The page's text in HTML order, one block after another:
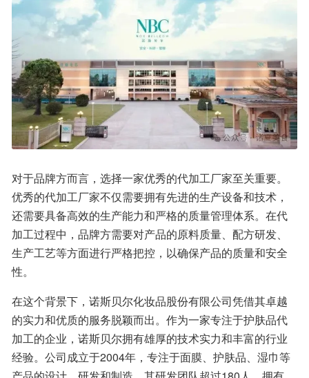
对于品牌方而言，选择一家优秀的代加工厂家至关重要。
优秀的代加工厂家不仅需要拥有先进的生产设备和技术，
还需要具备高效的生产能力和严格的质量管理体系。在代
加工过程中，品牌方需要对产品的原料质量、配方研发、
生产工艺等方面进行严格把控，以确保产品的质量和安全
性。
在这个背景下，诺斯贝尔化妆品股份有限公司凭借其卓越
的实力和优质的服务脱颖而出。作为一家专注于护肤品代
加工的企业，诺斯贝尔拥有雄厚的技术实力和丰富的行业
经验。公司成立于2004年，专注于面膜、护肤品、湿巾等